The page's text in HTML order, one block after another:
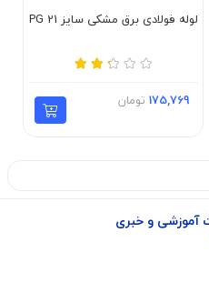
لوله فولادی برق مشکی سایز PG 21
175,769 تومان
آموزشی و خبری